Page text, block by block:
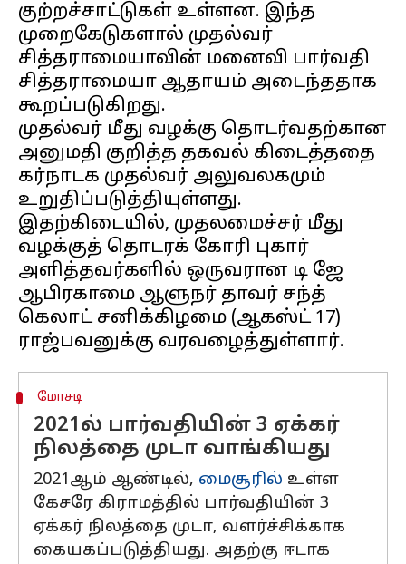
குற்றச்சாட்டுகள் உள்ளன. இந்த
முறைகேடுகளால் முதல்வர்
சித்தராமையாவின் மனைவி பார்வதி
சித்தராமையா ஆதாயம் அடைந்ததாக
கூறப்படுகிறது.
முதல்வர் மீது வழக்கு தொடர்வதற்கான
அனுமதி குறித்த தகவல் கிடைத்ததை
கர்நாடக முதல்வர் அலுவலகமும்
உறுதிப்படுத்தியுள்ளது.
இதற்கிடையில், முதலமைச்சர் மீது
வழக்குத் தொடரக் கோரி புகார்
அளித்தவர்களில் ஒருவரான டி ஜே
ஆபிரகாமை ஆளுநர் தாவர் சந்த்
கெலாட் சனிக்கிழமை (ஆகஸ்ட் 17)
மோசடி
2021ல் பார்வதியின் 3 ஏக்கர்
நிலத்தை முடா வாங்கியது
2021ஆம் ஆண்டில், மைசூரில் உள்ள
கேசரே கிராமத்தில் பார்வதியின் 3
ஏக்கர் நிலத்தை முடா, வளர்ச்சிக்காக
கையகப்படுத்தியது. அதற்கு ஈடாக